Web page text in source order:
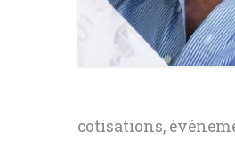
cotisations,